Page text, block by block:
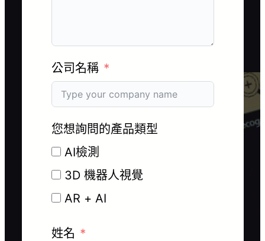
公司名稱
您想詢問的產品類型
AI檢測
3D 機器人視覺
AR + AI
姓名